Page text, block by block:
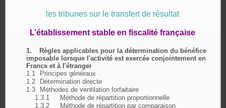
les tribunes sur le transfert de résultat
L’établissement stable en fiscalité française
1.
Règles applicables pour la détermination du bénéfice
imposable lorsque l'activité est exercée conjointement en
France et à l'étranger
1.1
Principes généraux
1.2
Détermination directe
1.3
Méthodes de ventilation forfaitaire
1.3.1
Méthode de répartition proportionnelle
1.3.2
Méthode de répartition par comparaison